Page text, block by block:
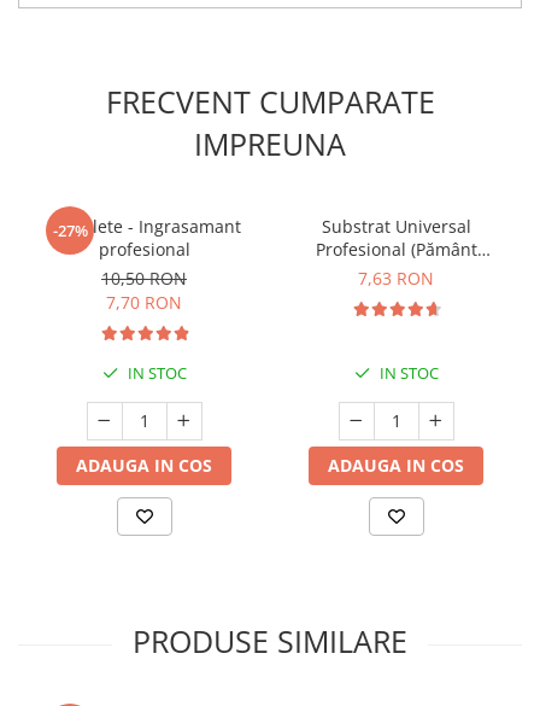
FRECVENT CUMPARATE
IMPREUNA
-27%
5 Tablete - Ingrasamant
profesional
10,50 RON
7,70 RON
IN STOC
ADAUGA IN COS
Substrat Universal
Profesional (Pământ
Premium) - 5 L
7,63 RON
IN STOC
ADAUGA IN COS
PRODUSE SIMILARE